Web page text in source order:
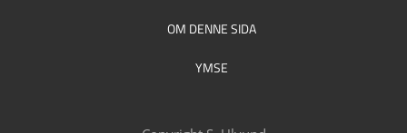
OM DENNE SIDA
YMSE